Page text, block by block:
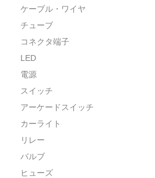
鉄板
ケミカルウッド
POMプレート
アクリル板
ツール・計測
オシロスコープ
ケーブル・ワイヤ
チューブ
コネクタ端子
LED
電源
スイッチ
アーケードスイッチ
カーライト
リレー
バルブ
ヒューズ